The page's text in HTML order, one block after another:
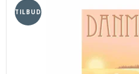
TILBUD